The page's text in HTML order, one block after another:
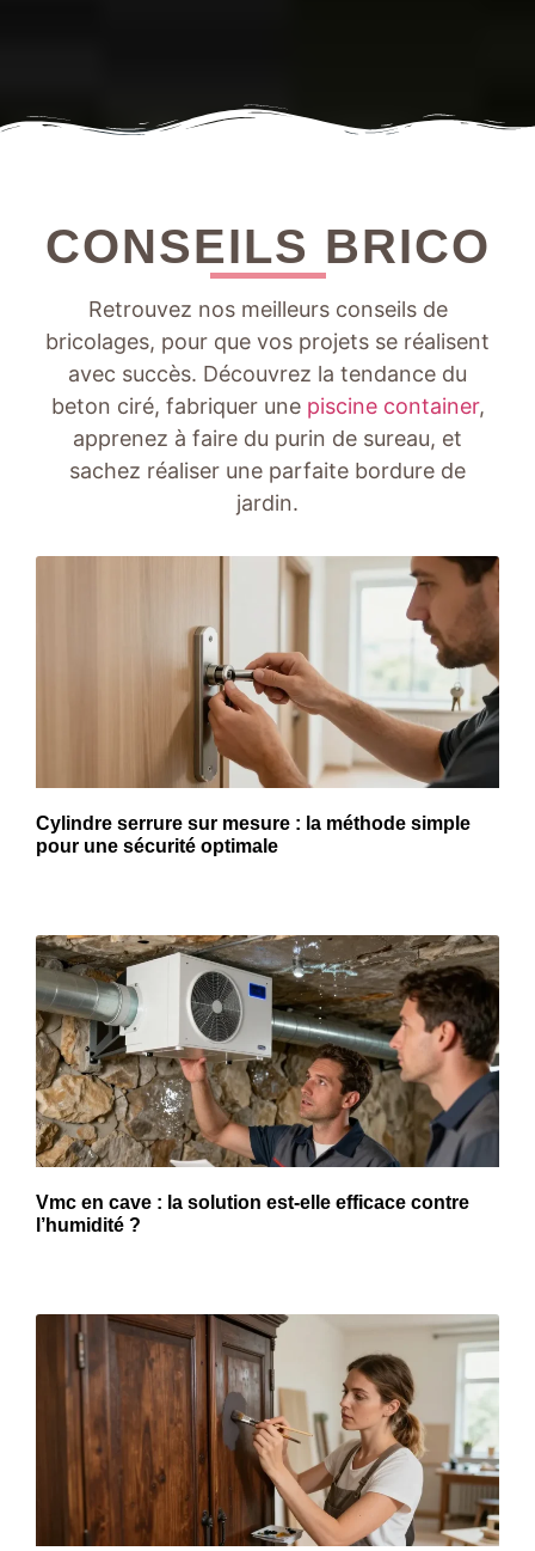
CONSEILS BRICO
Retrouvez nos meilleurs conseils de
bricolages, pour que vos projets se réalisent
avec succès. Découvrez la tendance du
beton ciré, fabriquer une piscine container,
apprenez à faire du purin de sureau, et
sachez réaliser une parfaite bordure de
jardin.
Cylindre serrure sur mesure : la méthode simple
pour une sécurité optimale
Vmc en cave : la solution est-elle efficace contre
l’humidité ?